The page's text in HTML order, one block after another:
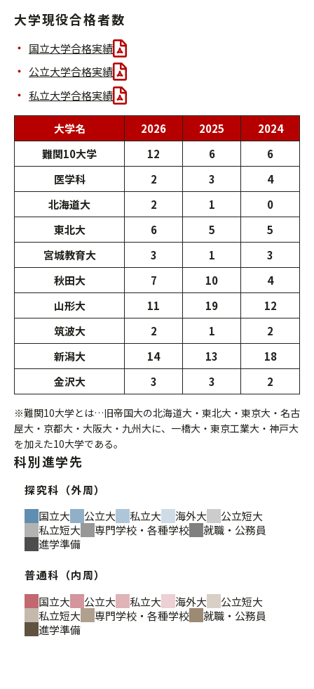
大学現役合格者数
国立大学合格実績
公立大学合格実績
私立大学合格実績
大学名 2026 2025
2024
難関10大学
12 6
6
医学科
2 3
4
北海道大
2 1
0
東北大
6 5
5
宮城教育大
3 1
3
秋田大
7 10
4
山形大
11 19
12
筑波大
2 1
2
新潟大
14 13
18
金沢大
3 3 2
※難関10大学とは…旧帝国大の北海道大・東北大・東京大・名古
屋大・京都大・大阪大・九州大に、一橋大・東京工業大・神戸大
を加えた10大学である。
科別進学先
探究科（外周）
国立大
公立大 私立大 海外大
公立短大
私立短大
専門学校・各種学校
就職・公務員
進学準備
普通科（内周）
国立大
公立大 私立大 海外大
公立短大
私立短大
専門学校・各種学校
就職・公務員
進学準備